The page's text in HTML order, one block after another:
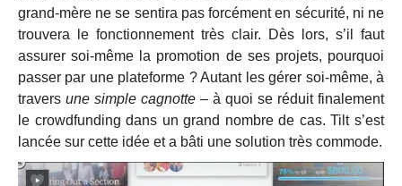
grand-mère ne se sentira pas forcément en sécurité, ni ne
trouvera le fonctionnement très clair. Dès lors, s’il faut
assurer soi-même la promotion de ses projets, pourquoi
passer par une plateforme ? Autant les gérer soi-même, à
travers une simple cagnotte – à quoi se réduit finalement
le crowdfunding dans un grand nombre de cas. Tilt s’est
lancée sur cette idée et a bâti une solution très commode.